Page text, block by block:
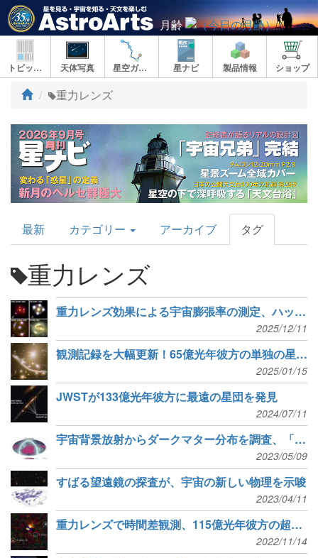
月齢
トピックス 天体写真 星空ガイド 星ナビ 製品情報 ショップ
ト
プ
重力レンズ
AstroArts
Topics
最新 カテゴリー アーカイブ タグ
重力レンズ
重力レンズ効果による宇宙膨張率の測定、ハッブルテンションを深刻化
2025/12/11
観測記録を大幅更新！65億光年彼方の単独の星を多数発見
2025/01/15
JWSTが133億光年彼方に最遠の星団を発見
2024/07/11
宇宙背景放射からダークマター分布を調査、「宇宙論の危機」回避なるか
2023/05/09
すばる望遠鏡の探査が、宇宙の新しい物理を示唆
2023/04/11
重力レンズで時間差観測、115億光年彼方の超新星
2022/11/14